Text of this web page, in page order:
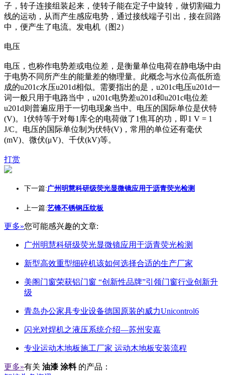
子，转子连接组装起来，使转子能在定子中旋转，做切割磁力
线的运动，从而产生感应电势，通过接线端子引出，接在回路
中，便产生了电流。发电机（图2）
电压
电压，也称作电势差或电位差，是衡量单位电荷在静电场中由
于电势不同所产生的能量差的物理量。此概念与水位高低所造
成的u201c水压u201d相似。需要指出的是，u201c电压u201d一
词一般只用于电路当中，u201c电势差u201d和u201c电位差
u201d则普遍应用于一切电现象当中。电压的国际单位是伏特
(V)。1伏特等于对每1库仑的电荷做了1焦耳的功，即1 V = 1
J/C。电压的国际单位制为伏特(V)，常用的单位还有毫伏
(mV)、微伏(μV)、千伏(kV)等。
打赏
下一篇:广州明慧科研级荧光显微镜应用于沥青荧光检测
上一篇:艺锋不锈钢压纹板
更多»您可能感兴趣的文章:
广州明慧科研级荧光显微镜应用于沥青荧光检测
新型高效重型细碎机该如何选择合适的生产厂家
美阁门窗荣获铝门窗 “创新性品牌”引领门窗行业创新升
级
青岛办公家具专业设备德国原装的威力Unicontrol6
闪光对焊机之液压系统介绍—苏州安嘉
专业运动木地板施工厂家 运动木地板安装流程
更多»有关 油漆 涂料 的产品：